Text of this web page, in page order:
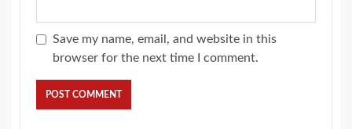
Save my name, email, and website in this
browser for the next time I comment.